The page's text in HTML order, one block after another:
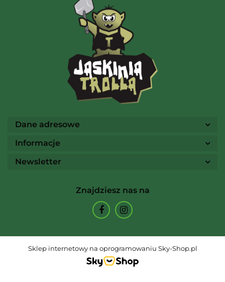
AMIGO Spiel
Ammo
Archon Studio
Dane adresowe
Informacje
Newsletter
Znajdziesz nas na
Sklep internetowy na oprogramowaniu Sky-Shop.pl